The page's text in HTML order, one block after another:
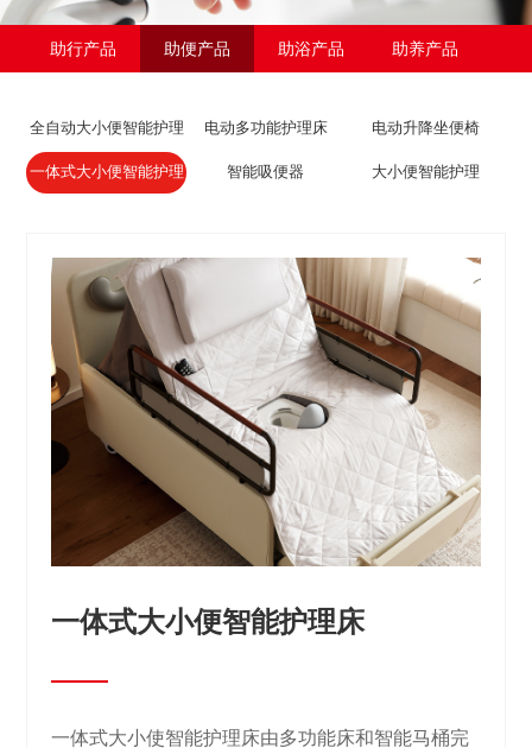
助行产品 助便产品 助浴产品 助养产品
全自动大小便智能护理
机器人
电动多功能护理床 电动升降坐便椅
一体式大小便智能护理 智能吸便器 大小便智能护理
一体式大小便智能护理床
一体式大小使智能护理床由多功能床和智能马桶完